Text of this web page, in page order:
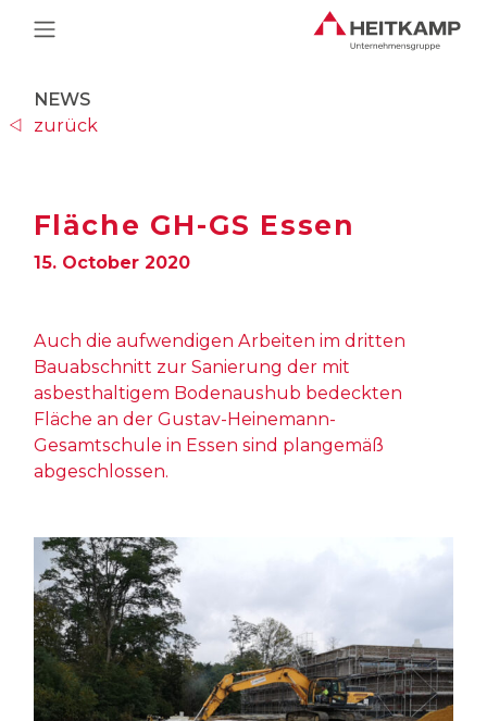
Main Navigation
NEWS
zurück
Fläche GH-GS Essen
15. October 2020
Auch die aufwendigen Arbeiten im dritten
Bauabschnitt zur Sanierung der mit
asbesthaltigem Bodenaushub bedeckten
Fläche an der Gustav-Heinemann-
Gesamtschule in Essen sind plangemäß
abgeschlossen.